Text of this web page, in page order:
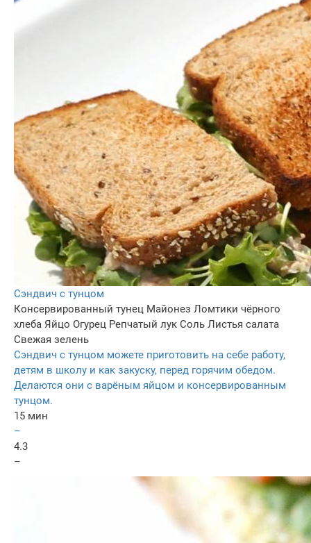
Сэндвич с тунцом
Консервированный тунец Майонез Ломтики чёрного
хлеба Яйцо Огурец Репчатый лук Соль Листья салата
Свежая зелень
Сэндвич с тунцом можете приготовить на себе работу,
детям в школу и как закуску, перед горячим обедом.
Делаются они с варёным яйцом и консервированным
тунцом.
15 мин
–
4.3
–